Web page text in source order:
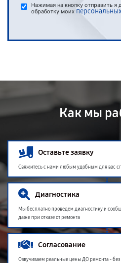
Нажимая на кнопку отправить я
обработку моих
Как мы
Оставьте заявку
Свяжитесь с нами любым удобным для вас
Диагностика
Мы бесплатно проведем диагностику и
даже при отказе от ремонта
Согласование
Озвучиваем реальные цены ДО ремонта - без